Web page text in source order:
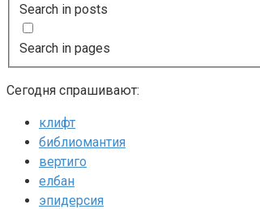
Search in posts
Search in pages
Сегодня спрашивают:
клифт
библиомантия
вертиго
елбан
эпидерсия